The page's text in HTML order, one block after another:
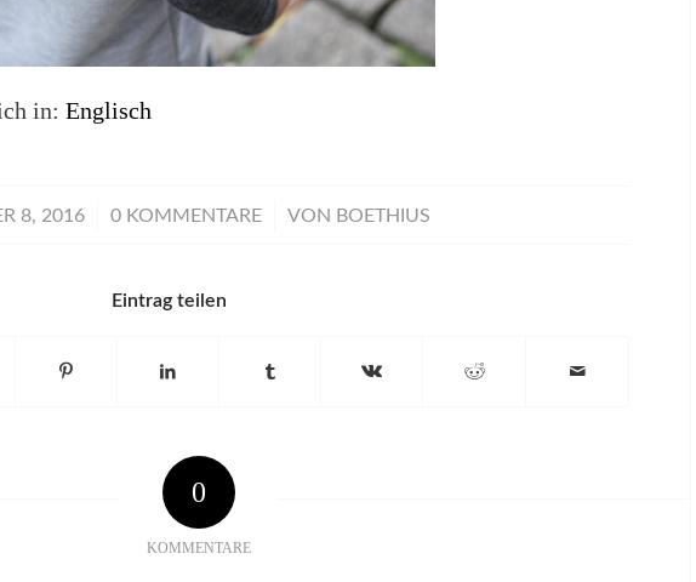
in:Englisch
8, 2016
/ 0 KOMMENTARE
/ VON BOETHIUS
Eintrag teilen
0
KOMMENTARE